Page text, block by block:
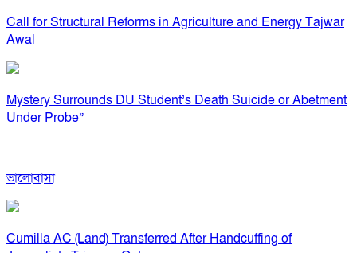
Call for Structural Reforms in Agriculture and Energy Tajwar
Awal
Mystery Surrounds DU Student’s Death Suicide or Abetment
Under Probe”
ভালোবাসা
Cumilla AC (Land) Transferred After Handcuffing of